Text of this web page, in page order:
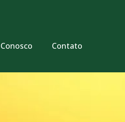
Contato